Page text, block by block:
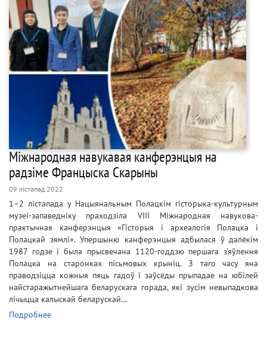
Міжнародная навукавая канферэнцыя на
радзіме Францыска Скарыны
09 лістапад 2022
1–2 лістапада у Нацыянальным Полацкім гісторыка-культурным
музеі-запаведніку праходзіла VIII Міжнародная навукова-
практычная канферэнцыя «Гісторыя і археалогія Полацка і
Полацкай зямлі». Упершыню канферэнцыя адбылася ў далёкім
1987 годзе і была прысвечана 1120-годдзю першага з’яўлення
Полацка на старонках пісьмовых крыніц. З таго часу яна
праводзіцца кожныя пяць гадоў і заўсёды прыпадае на юбілей
найстаражытнейшага беларускага горада, які зусім невыпадкова
лічыцца калыскай беларускай…
Подробнее